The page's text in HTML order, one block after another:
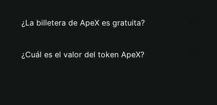
¿La billetera de ApeX es gratuita?
¿Cuál es el valor del token ApeX?